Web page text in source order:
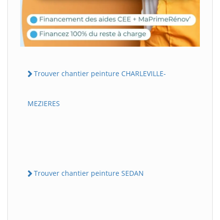
Trouver chantier peinture CHARLEVILLE-
MEZIERES
Trouver chantier peinture SEDAN